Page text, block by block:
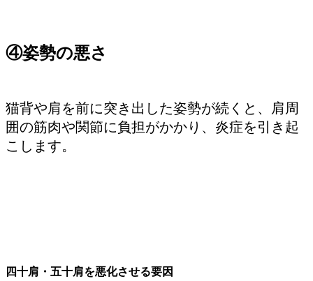
④姿勢の悪さ
猫背や肩を前に突き出した姿勢が続くと、肩周
囲の筋肉や関節に負担がかかり、炎症を引き起
こします。
四十肩・五十肩を悪化させる要因